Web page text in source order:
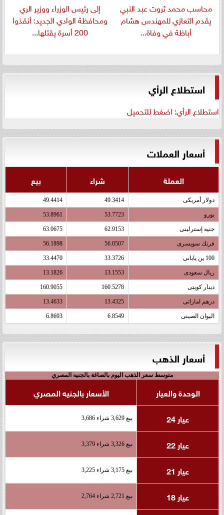
​محاسب محمد ثروت عبد النبي
يقدم التعازي للمهندس هشام
أباظة في وفاة...
إلى رئيس الوزراء ووزير الري
ومحافظة الوادي الجديد: أنقذوا
200 أسرة يقتلها...
استطلاع الرأي
استطلاع الرأي: اضغط للتحميل
أسعار العملات
العملة شراء بيع
دولار أمريكى 49.3414
49.4414
يورو 53.7723
53.8961
جنيه إسترلينى 62.9153
63.0675
فرنك سويسرى 56.0507
56.1898
100 ين يابانى 33.3726
33.4470
ريال سعودى 13.1553
13.1826
دينار كويتى 160.5278
160.9055
درهم اماراتى 13.4325
13.4633
اليوان الصينى 6.8549
6.8693
أسعار الذهب
متوسط سعر الذهب اليوم بالصاغة بالجنيه المصري
الوحدة والعيار
الأسعار بالجنيه المصري
عيار 24
بيع 3,629 شراء 3,686
عيار 22 بيع 3,326 شراء 3,379
عيار 21 بيع 3,175 شراء 3,225
عيار 18 بيع 2,721 شراء 2,764